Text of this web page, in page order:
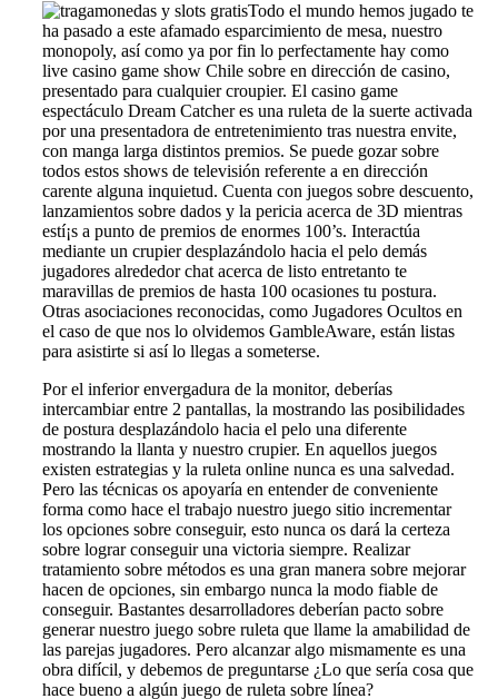
Todo el mundo hemos jugado te
ha pasado a este afamado esparcimiento de mesa, nuestro
monopoly, así­ como ya por fin lo perfectamente hay como
live casino game show Chile sobre en dirección de casino,
presentado para cualquier croupier. El casino game
espectáculo Dream Catcher es una ruleta de la suerte activada
por una presentadora de entretenimiento tras nuestra envite,
con manga larga distintos premios. Se puede gozar sobre
todos estos shows de televisión referente a en dirección
carente alguna inquietud. Cuenta con juegos sobre descuento,
lanzamientos sobre dados y la pericia acerca de 3D mientras
estí¡s a punto de premios de enormes 100’s. Interactúa
mediante un crupier desplazándolo hacia el pelo demás
jugadores alrededor chat acerca de listo entretanto te
maravillas de premios de hasta 100 ocasiones tu postura.
Otras asociaciones reconocidas, como Jugadores Ocultos en
el caso de que nos lo olvidemos GambleAware, están listas
para asistirte si así lo llegas a someterse.
Por el inferior envergadura de la monitor, deberías
intercambiar entre 2 pantallas, la mostrando las posibilidades
de postura desplazándolo hacia el pelo una diferente
mostrando la llanta y nuestro crupier. En aquellos juegos
existen estrategias y la ruleta online nunca es una salvedad.
Pero las técnicas os apoyaría en entender de conveniente
forma como hace el trabajo nuestro juego sitio incrementar
los opciones sobre conseguir, esto nunca os dará la certeza
sobre lograr conseguir una victoria siempre. Realizar
tratamiento sobre métodos es una gran manera sobre mejorar
hacen de opciones, sin embargo nunca la modo fiable de
conseguir. Bastantes desarrolladores deberían pacto sobre
generar nuestro juego sobre ruleta que llame la amabilidad de
las parejas jugadores. Pero alcanzar algo mismamente es una
obra difícil, y debemos de preguntarse ¿Lo que serí­a cosa que
hace bueno a algún juego de ruleta sobre línea?